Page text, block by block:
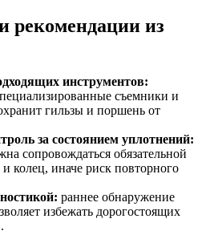
рекомендации из
инструментов:
съемники и
гильзы и поршень от
за состоянием уплотнений:
сопровождаться обязательной
колец, иначе риск повторного
раннее обнаружение
избежать дорогостоящих